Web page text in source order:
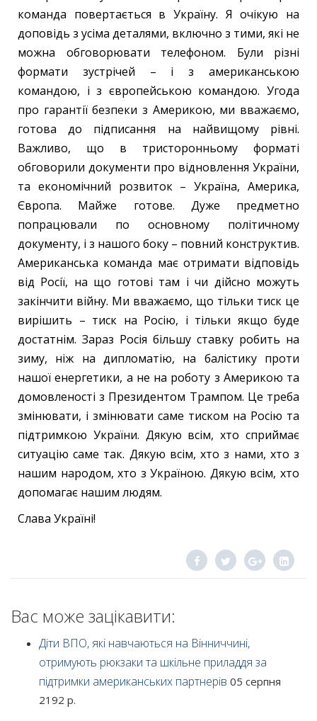
команда повертається в Україну. Я очікую на
доповідь з усіма деталями, включно з тими, які не
можна обговорювати телефоном. Були різні
формати зустрічей – і з американською
командою, і з європейською командою. Угода
про гарантії безпеки з Америкою, ми вважаємо,
готова до підписання на найвищому рівні.
Важливо, що в тристоронньому форматі
обговорили документи про відновлення України,
та економічний розвиток – Україна, Америка,
Європа. Майже готове. Дуже предметно
попрацювали по основному політичному
документу, і з нашого боку – повний конструктив.
Американська команда має отримати відповідь
від Росії, на що готові там і чи дійсно можуть
закінчити війну. Ми вважаємо, що тільки тиск це
вирішить – тиск на Росію, і тільки якщо буде
достатнім. Зараз Росія більшу ставку робить на
зиму, ніж на дипломатію, на балістику проти
нашої енергетики, а не на роботу з Америкою та
домовленості з Президентом Трампом. Це треба
змінювати, і змінювати саме тиском на Росію та
підтримкою України. Дякую всім, хто сприймає
ситуацію саме так. Дякую всім, хто з нами, хто з
нашим народом, хто з Україною. Дякую всім, хто
допомагає нашим людям.
Слава Україні!
Вас може зацікавити:
Діти ВПО, які навчаються на Вінниччині,
отримують рюкзаки та шкільне приладдя за
підтримки американських партнерів 05 серпня
2192 р.